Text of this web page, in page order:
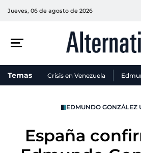
Jueves, 06 de agosto de 2026
Temas Crisis en Venezuela
EDMUNDO GONZÁLEZ
España